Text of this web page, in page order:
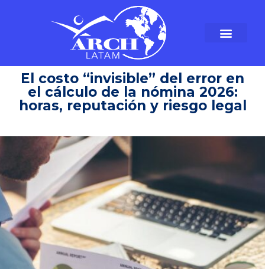
El costo “invisible” del error en
el cálculo de la nómina 2026:
horas, reputación y riesgo legal